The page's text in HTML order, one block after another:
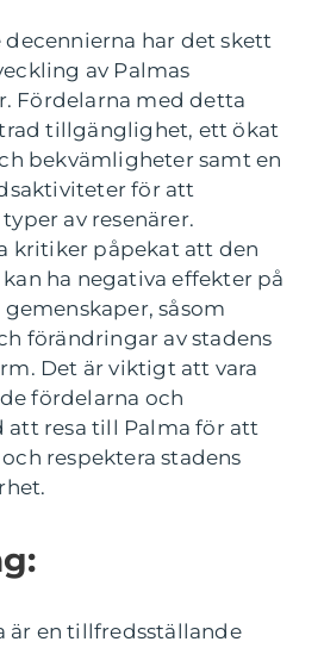
decennierna har det skett
av Palmas
Fördelarna med detta
tillgänglighet, ett ökat
bekvämligheter samt en
för att
av resenärer.
kritiker påpekat att den
ha negativa effekter på
såsom
förändringar av stadens
Det är viktigt att vara
fördelarna och
att resa till Palma för att
respektera stadens
är en tillfredsställande